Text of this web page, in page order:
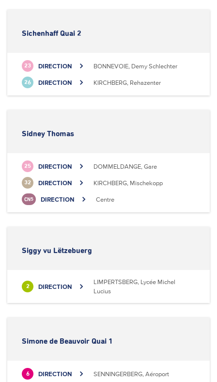
Sichenhaff Quai 2
23 DIRECTION BONNEVOIE, Demy Schlechter
26 DIRECTION KIRCHBERG, Rehazenter
Sidney Thomas
25 DIRECTION DOMMELDANGE, Gare
32 DIRECTION KIRCHBERG, Mischekopp
CN5 DIRECTION Centre
Siggy vu Lëtzebuerg
2 DIRECTION
LIMPERTSBERG, Lycée Michel
Lucius
Simone de Beauvoir Quai 1
6 DIRECTION SENNINGERBERG, Aéroport